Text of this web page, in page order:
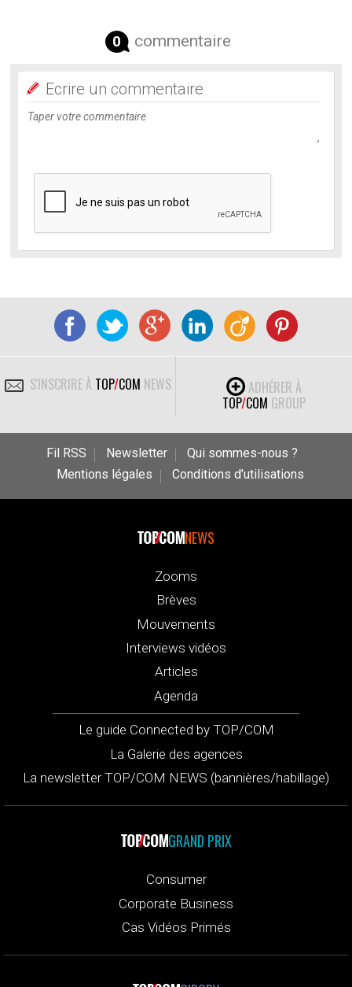
0 commentaire
Ecrire un commentaire
S'INSCRIRE À TOP/COM NEWS
ADHÉRER À
TOP/COM GROUP
Fil RSS Newsletter
Qui sommes-nous ?
Mentions légales
Conditions d’utilisations
NEWS
Zooms
Brèves
Mouvements
Interviews vidéos
Articles
Agenda
Le guide Connected by TOP/COM
La Galerie des agences
La newsletter TOP/COM NEWS (bannières/habillage)
GRAND PRIX
Consumer
Corporate Business
Cas Vidéos Primés